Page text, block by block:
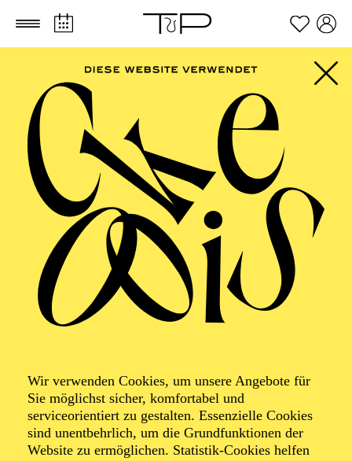
Zum Hauptinhalt springen Zum Footer springen
Wir verwenden Cookies, um unsere Angebote für
Sie möglichst sicher, komfortabel und
serviceorientiert zu gestalten. Essenzielle Cookies
sind unentbehrlich, um die Grundfunktionen der
Website zu ermöglichen. Statistik-Cookies helfen
AALTO MUSIKTHEATER
Das Wunder der
Heliane
Oper in drei Akten von Erich Wolfgang Korngold
Libretto von Hans Müller nach einem Mysterium von